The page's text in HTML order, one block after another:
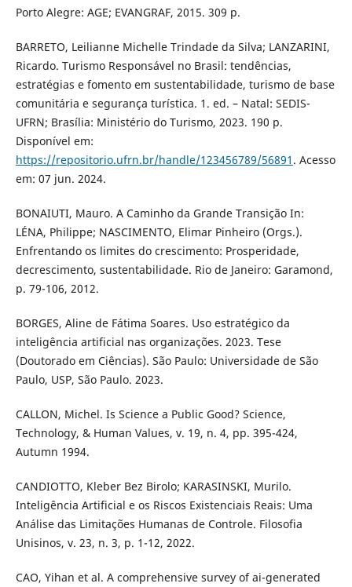
Porto Alegre: AGE; EVANGRAF, 2015. 309 p.
BARRETO, Leilianne Michelle Trindade da Silva; LANZARINI,
Ricardo. Turismo Responsável no Brasil: tendências,
estratégias e fomento em sustentabilidade, turismo de base
comunitária e segurança turística. 1. ed. – Natal: SEDIS-
UFRN; Brasília: Ministério do Turismo, 2023. 190 p.
Disponível em:
https://repositorio.ufrn.br/handle/123456789/56891 . Acesso
em: 07 jun. 2024.
BONAIUTI, Mauro. A Caminho da Grande Transição In:
LÉNA, Philippe; NASCIMENTO, Elimar Pinheiro (Orgs.).
Enfrentando os limites do crescimento: Prosperidade,
decrescimento, sustentabilidade. Rio de Janeiro: Garamond,
p. 79-106, 2012.
BORGES, Aline de Fátima Soares. Uso estratégico da
inteligência artificial nas organizações. 2023. Tese
(Doutorado em Ciências). São Paulo: Universidade de São
Paulo, USP, São Paulo. 2023.
CALLON, Michel. Is Science a Public Good? Science,
Technology, & Human Values, v. 19, n. 4, pp. 395-424,
Autumn 1994.
CANDIOTTO, Kleber Bez Birolo; KARASINSKI, Murilo.
Inteligência Artificial e os Riscos Existenciais Reais: Uma
Análise das Limitações Humanas de Controle. Filosofia
Unisinos, v. 23, n. 3, p. 1-12, 2022.
CAO, Yihan et al. A comprehensive survey of ai-generated